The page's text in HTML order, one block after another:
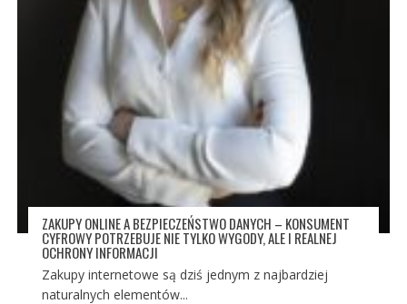
ZAKUPY ONLINE A BEZPIECZEŃSTWO DANYCH – KONSUMENT
CYFROWY POTRZEBUJE NIE TYLKO WYGODY, ALE I REALNEJ
OCHRONY INFORMACJI
Zakupy internetowe są dziś jednym z najbardziej
naturalnych elementów...